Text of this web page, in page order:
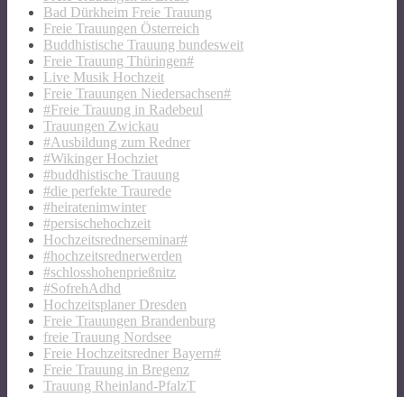
Bad Dürkheim Freie Trauung
Freie Trauungen Österreich
Buddhistische Trauung bundesweit
Freie Trauung Thüringen#
Live Musik Hochzeit
Freie Trauungen Niedersachsen#
#Freie Trauung in Radebeul
Trauungen Zwickau
#Ausbildung zum Redner
#Wikinger Hochziet
#buddhistische Trauung
#die perfekte Traurede
#heiratenimwinter
#persischehochzeit
Hochzeitsrednerseminar#
#hochzeitsrednerwerden
#schlosshohenprießnitz
#SofrehAdhd
Hochzeitsplaner Dresden
Freie Trauungen Brandenburg
freie Trauung Nordsee
Freie Hochzeitsredner Bayern#
Freie Trauung in Bregenz
Trauung Rheinland-PfalzT